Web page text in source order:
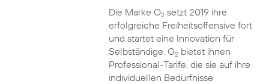
Die Marke O2setzt 2019 ihre
erfolgreiche Freiheitsoffensive fort
und startet eine Innovation für
Selbständige. O2bietet ihnen
Professional-Tarife, die sie auf ihre
individuellen Bedürfnisse